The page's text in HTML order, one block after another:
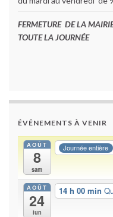
FERMETURE DE LA
TOUTE LA JOURNÉE
ÉVÉNEMENTS À VENIR
AOÛT
8
sam
Journée entière
AOÛT
24
lun
14 h 00 min